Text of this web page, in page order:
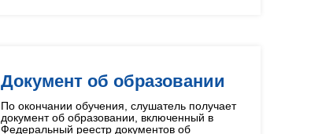
Документ об образовании
По окончании обучения, слушатель получает
документ об образовании, включенный в
Федеральный реестр документов об